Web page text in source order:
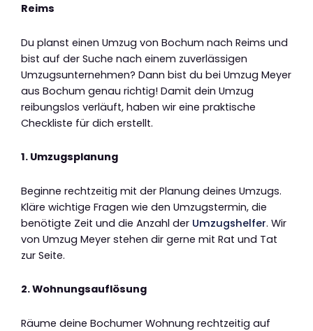
Reims
Du planst einen Umzug von Bochum nach Reims und
bist auf der Suche nach einem zuverlässigen
Umzugsunternehmen? Dann bist du bei Umzug Meyer
aus Bochum genau richtig! Damit dein Umzug
reibungslos verläuft, haben wir eine praktische
Checkliste für dich erstellt.
1. Umzugsplanung
Beginne rechtzeitig mit der Planung deines Umzugs.
Kläre wichtige Fragen wie den Umzugstermin, die
benötigte Zeit und die Anzahl der Umzugshelfer. Wir
von Umzug Meyer stehen dir gerne mit Rat und Tat
zur Seite.
2. Wohnungsauflösung
Räume deine Bochumer Wohnung rechtzeitig auf